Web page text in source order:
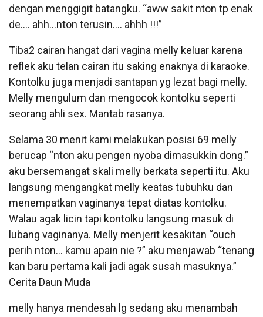
dengan menggigit batangku. “aww sakit nton tp enak
de…. ahh…nton terusin…. ahhh !!!”
Tiba2 cairan hangat dari vagina melly keluar karena
reflek aku telan cairan itu saking enaknya di karaoke.
Kontolku juga menjadi santapan yg lezat bagi melly.
Melly mengulum dan mengocok kontolku seperti
seorang ahli sex. Mantab rasanya.
Selama 30 menit kami melakukan posisi 69 melly
berucap “nton aku pengen nyoba dimasukkin dong.”
aku bersemangat skali melly berkata seperti itu. Aku
langsung mengangkat melly keatas tubuhku dan
menempatkan vaginanya tepat diatas kontolku.
Walau agak licin tapi kontolku langsung masuk di
lubang vaginanya. Melly menjerit kesakitan “ouch
perih nton… kamu apain nie ?” aku menjawab “tenang
kan baru pertama kali jadi agak susah masuknya.”
Cerita Daun Muda
melly hanya mendesah lg sedang aku menambah